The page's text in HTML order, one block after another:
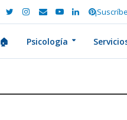
🏠 Psicología